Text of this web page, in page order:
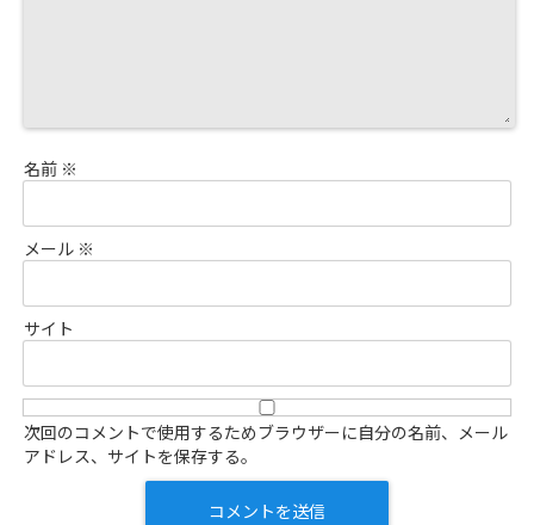
名前 ※
メール ※
サイト
次回のコメントで使用するためブラウザーに自分の名前、メール
アドレス、サイトを保存する。